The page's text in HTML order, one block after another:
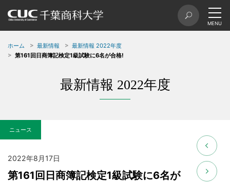
ホーム 最新情報
最新情報 2022年度
第161回日商簿記検定1級試験に6名が合格!
最新情報 2022年度
ニュース
2022年8月17日
第161回日商簿記検定1級試験に6名が